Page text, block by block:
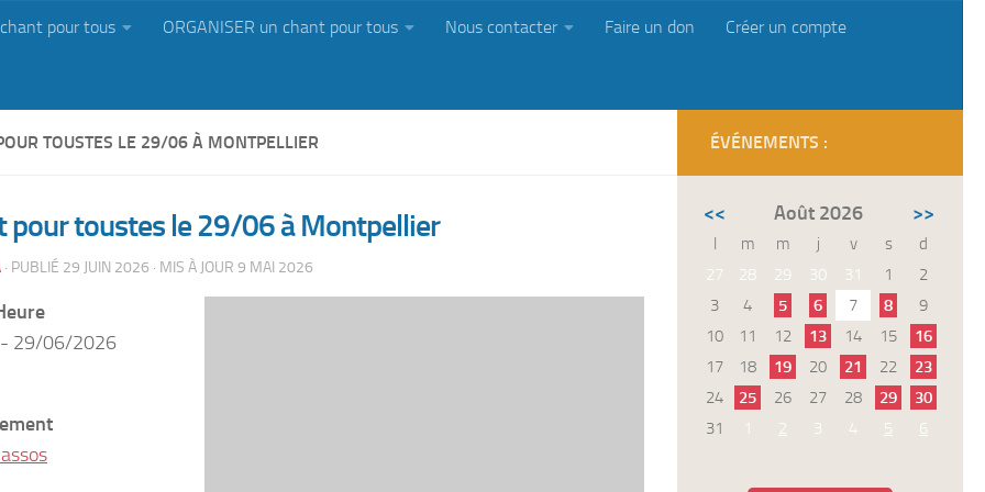
pour tous ORGANISER un chant pour tous Nous contacter Faire un don Créer un compte
TOUSTES LE 29/06 À MONTPELLIER
pour toustes le 29/06 à Montpellier
· PUBLIÉ 29 JUIN 2026 · MIS À JOUR 9 MAI 2026
- 29/06/2026
ÉVÉNEMENTS :
<< Août 2026 >>
l m m j v s
d
27
28 29 30 31 1
2
3
4 5 6 7 8
9
10
11 12 13 14 15
16
17
18 19 20 21 22
23
24
25 26 27 28 29
30
31
1 2 3 4 5 6